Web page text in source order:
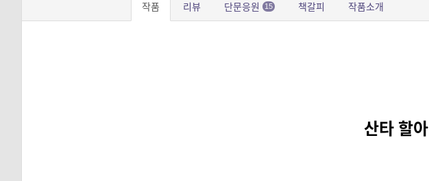
작품 리뷰 단문응원 15 책갈피 작품소개
산타 할